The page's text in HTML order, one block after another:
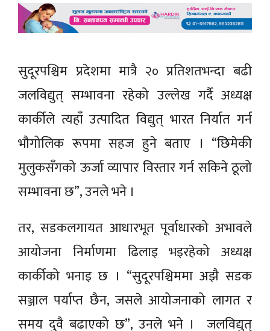
सुदूरपश्चिम प्रदेशमा मात्रै २० प्रतिशतभन्दा बढी
जलविद्युत् सम्भावना रहेको उल्लेख गर्दै अध्यक्ष
कार्कीले त्यहाँ उत्पादित विद्युत् भारत निर्यात गर्न
भौगोलिक रूपमा सहज हुने बताए । “छिमेकी
मुलुकसँगको ऊर्जा व्यापार विस्तार गर्न सकिने ठूलो
सम्भावना छ”, उनले भने ।
तर, सडकलगायत आधारभूत पूर्वाधारको अभावले
आयोजना निर्माणमा ढिलाइ भइरहेको अध्यक्ष
कार्कीको भनाइ छ । “सुदूरपश्चिममा अझै सडक
सञ्जाल पर्याप्त छैन, जसले आयोजनाको लागत र
समय दुवै बढाएको छ”, उनले भने । जलविद्युत्